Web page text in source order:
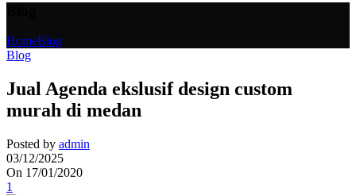
HomeBlog
Blog
Jual Agenda ekslusif design custom
murah di medan
Posted by admin
03/12/2025
On 17/01/2020
1